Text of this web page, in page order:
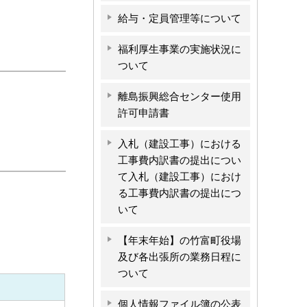
給与・定員管理等について
福利厚生事業の実施状況に
ついて
離島振興総合センター使用
許可申請書
入札（建設工事）における
工事費内訳書の提出につい
て入札（建設工事）におけ
る工事費内訳書の提出につ
いて
【年末年始】の竹富町役場
及び各出張所の業務日程に
ついて
個人情報ファイル簿の公表